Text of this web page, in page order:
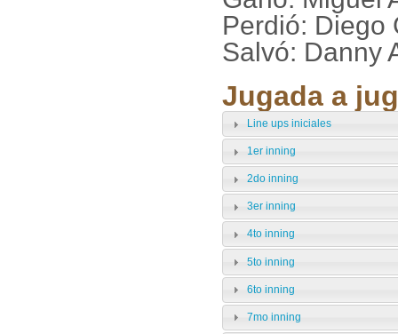
Perdió: Diego
Salvó: Danny
Jugada a
Line ups iniciales
1er inning
2do inning
3er inning
4to inning
5to inning
6to inning
7mo inning